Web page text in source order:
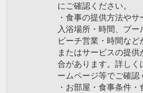
にご確認ください。
・食事の提供方法や
入浴場所・時間、プー
ビーチ営業・時間など
またはサービスの提
合があります。詳しく
ームページ等でご確認
・お部屋・食事条件